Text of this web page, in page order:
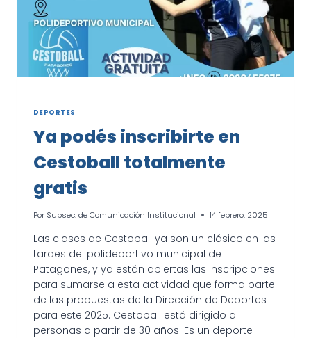
DEPORTES
Ya podés inscribirte en
Cestoball totalmente
gratis
Por Subsec. de Comunicación Institucional 14 febrero, 2025
Las clases de Cestoball ya son un clásico en las
tardes del polideportivo municipal de
Patagones, y ya están abiertas las inscripciones
para sumarse a esta actividad que forma parte
de las propuestas de la Dirección de Deportes
para este 2025. Cestoball está dirigido a
personas a partir de 30 años. Es un deporte